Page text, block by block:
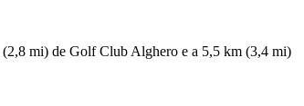
mi) de Golf Club Alghero e a 5,5 km (3,4 mi)